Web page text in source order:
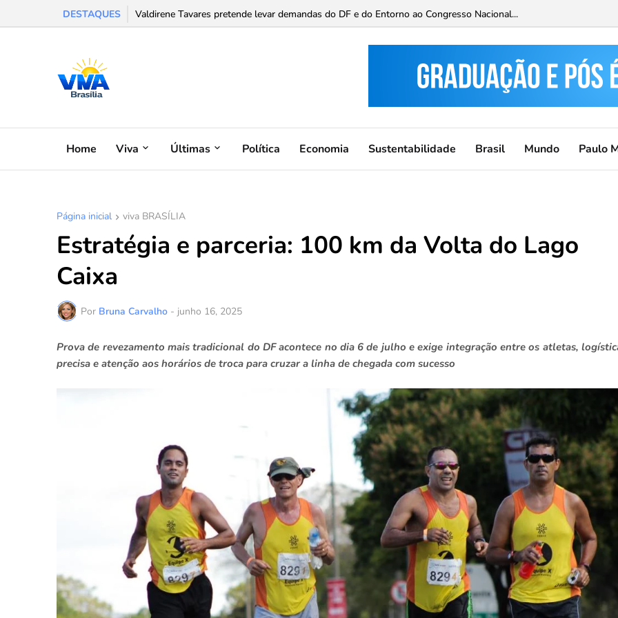
DESTAQUES Chris Dantas traz shows da turnê Íntima Paisagem para Brasília neste fim de semana...
Home Viva Últimas Política Economia Sustentabilidade Brasil Mundo Paulo
Página inicial viva BRASÍLIA
Estratégia e parceria: 100 km da Volta do Lago
Caixa
Por Bruna Carvalho - junho 16, 2025
Prova de revezamento mais tradicional do DF acontece no dia 6 de julho e exige integração entre os atletas,
precisa e atenção aos horários de troca para cruzar a linha de chegada com sucesso